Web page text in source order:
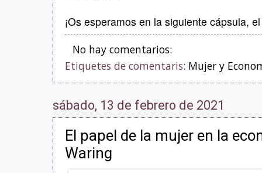
¡Os esperamos en la siguiente cápsula,
No hay comentarios:
Etiquetes de comentaris: Mujer y
sábado, 13 de febrero de 2021
El papel de la mujer en la
Waring